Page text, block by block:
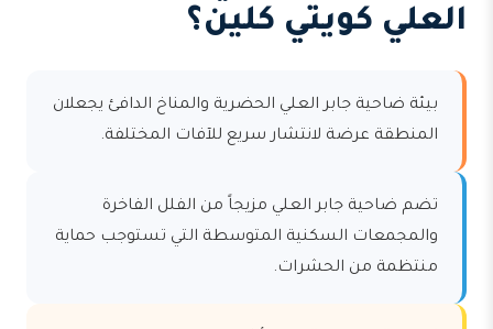
العلي كويتي كلين؟
بيئة ضاحية جابر العلي الحضرية والمناخ الدافئ يجعلان
المنطقة عرضة لانتشار سريع للآفات المختلفة.
تضم ضاحية جابر العلي مزيجاً من الفلل الفاخرة
والمجمعات السكنية المتوسطة التي تستوجب حماية
منتظمة من الحشرات.